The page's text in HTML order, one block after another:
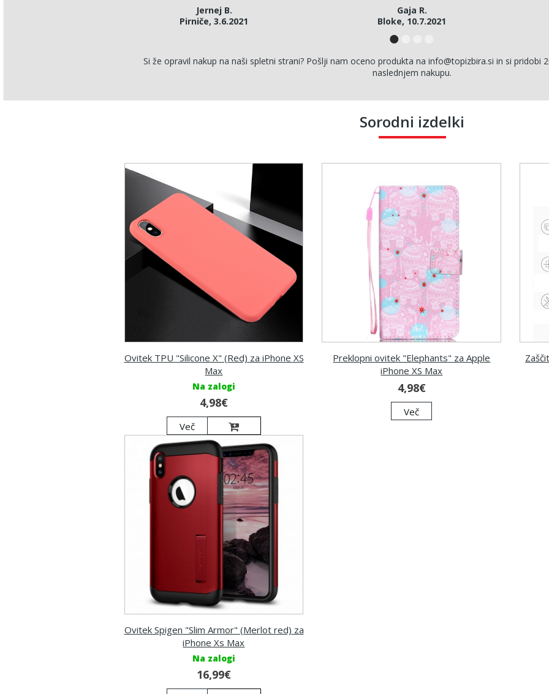
Jernej B.
Pirniče, 3.6.2021
Gaja R.
Bloke, 10.7.2021
Si že opravil nakup na naši spletni strani? Pošlji nam oceno produkta na info@topizbira.si in si pridobi
naslednjem nakupu.
Sorodni izdelki
Ovitek TPU "Silicone X" (Red) za iPhone XS
Max
Na zalogi
4,98€
Več
Preklopni ovitek "Elephants" za Apple
iPhone XS Max
4,98€
Več
Ovitek Spigen "Slim Armor" (Merlot red) za
iPhone Xs Max
Na zalogi
16,99€